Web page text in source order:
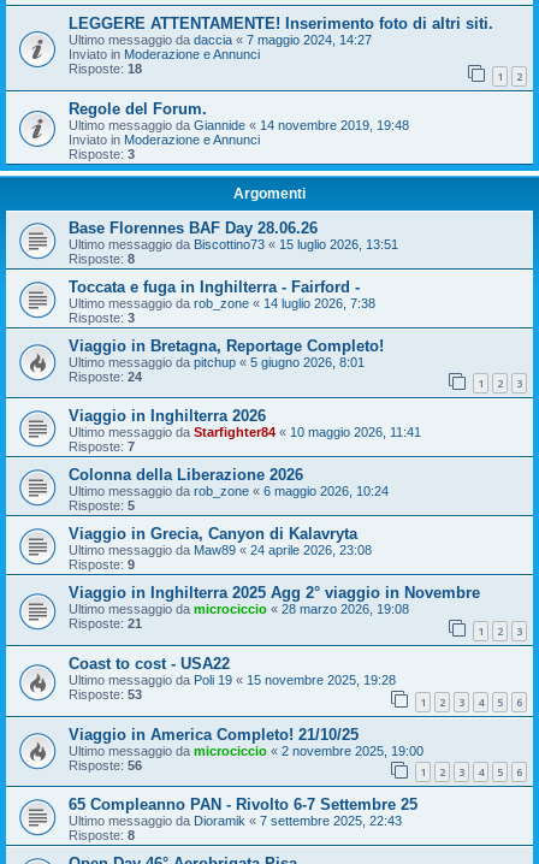
LEGGERE ATTENTAMENTE! Inserimento foto di altri siti.
Ultimo messaggio da daccia « 7 maggio 2024, 14:27
Inviato in Moderazione e Annunci
Risposte: 18 1 2
Regole del Forum.
Ultimo messaggio da Giannide « 14 novembre 2019, 19:48
Inviato in Moderazione e Annunci
Risposte: 3
Argomenti
Base Florennes BAF Day 28.06.26
Ultimo messaggio da Biscottino73 « 15 luglio 2026, 13:51
Risposte: 8
Toccata e fuga in Inghilterra - Fairford -
Ultimo messaggio da rob_zone « 14 luglio 2026, 7:38
Risposte: 3
Viaggio in Bretagna, Reportage Completo!
Ultimo messaggio da pitchup « 5 giugno 2026, 8:01
Risposte: 24 1 2 3
Viaggio in Inghilterra 2026
Ultimo messaggio da Starfighter84 « 10 maggio 2026, 11:41
Risposte: 7
Colonna della Liberazione 2026
Ultimo messaggio da rob_zone « 6 maggio 2026, 10:24
Risposte: 5
Viaggio in Grecia, Canyon di Kalavryta
Ultimo messaggio da Maw89 « 24 aprile 2026, 23:08
Risposte: 9
Viaggio in Inghilterra 2025 Agg 2° viaggio in Novembre
Ultimo messaggio da microciccio « 28 marzo 2026, 19:08
Risposte: 21 1 2 3
Coast to cost - USA22
Ultimo messaggio da Poli 19 « 15 novembre 2025, 19:28
Risposte: 53 1 2 3 4 5 6
Viaggio in America Completo! 21/10/25
Ultimo messaggio da microciccio « 2 novembre 2025, 19:00
Risposte: 56 1 2 3 4 5 6
65 Compleanno PAN - Rivolto 6-7 Settembre 25
Ultimo messaggio da Dioramik « 7 settembre 2025, 22:43
Risposte: 8